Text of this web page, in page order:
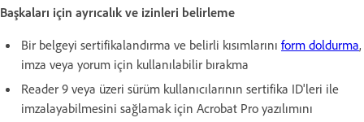
Başkaları için ayrıcalık ve izinleri belirleme
Bir belgeyi sertifikalandırma ve belirli kısımlarını form doldurma,
imza veya yorum için kullanılabilir bırakma
Reader 9 veya üzeri sürüm kullanıcılarının sertifika ID'leri ile
imzalayabilmesini sağlamak için Acrobat Pro yazılımını